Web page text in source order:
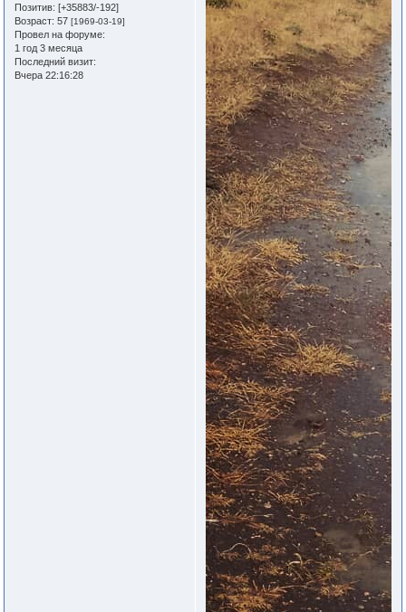
Позитив: [+35883/-192]
Возраст: 57[1969-03-19]
Провел на форуме:
1 год 3 месяца
Последний визит:
Вчера 22:16:28